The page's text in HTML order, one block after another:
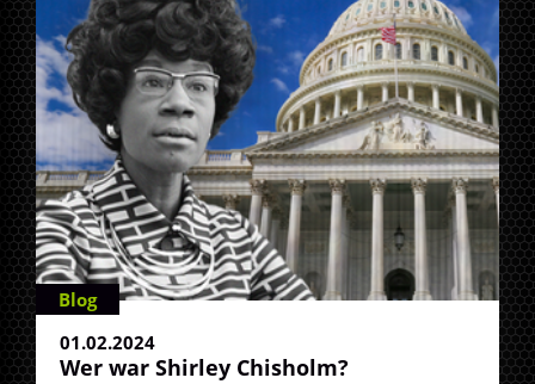
Blog
01.02.2024
Wer war Shirley Chisholm?